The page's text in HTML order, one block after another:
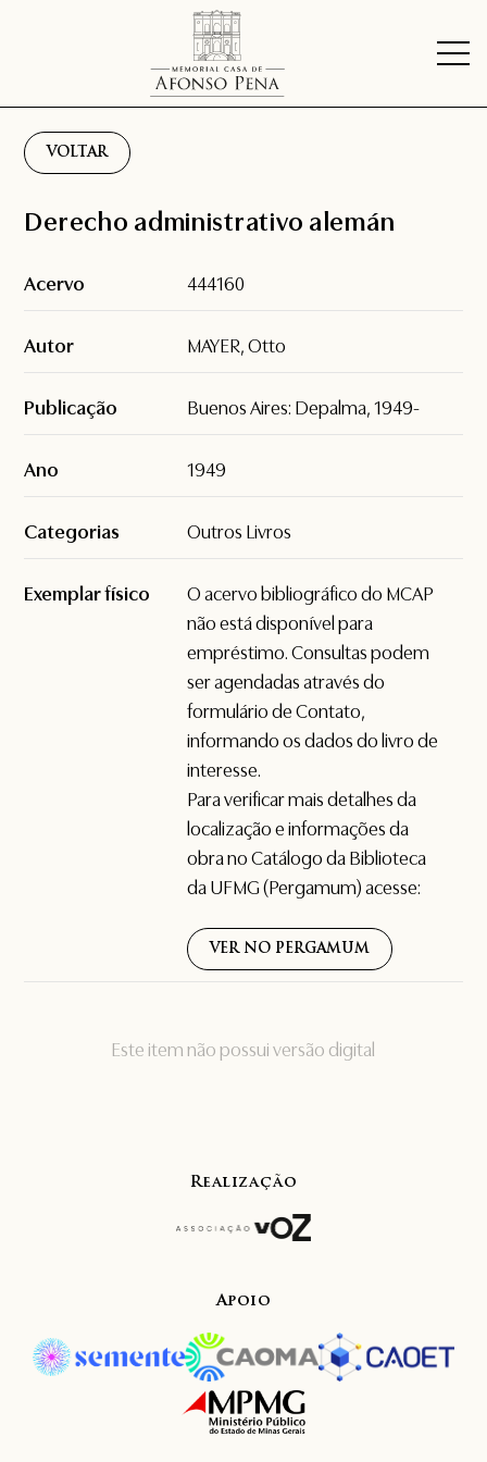
VOLTAR
Este item não possui versão digital
Derecho administrativo alemán
Acervo 444160
Autor MAYER, Otto
Publicação Buenos Aires: Depalma, 1949-
Ano 1949
Categorias Outros Livros
Exemplar físico
O acervo bibliográfico do MCAP
não está disponível para
empréstimo. Consultas podem
ser agendadas através do
formulário deContato,
informando os dados do livro de
interesse.
Para verificar mais detalhes da
localização e informações da
obra no Catálogo da Biblioteca
da UFMG (Pergamum) acesse:
VER NO PERGAMUM
Realização
Apoio